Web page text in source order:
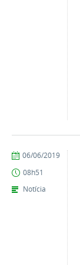
publicado
06/06/2019
08h51
Notícia